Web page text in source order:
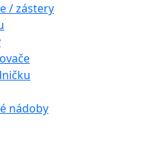
/ zástery
nádoby